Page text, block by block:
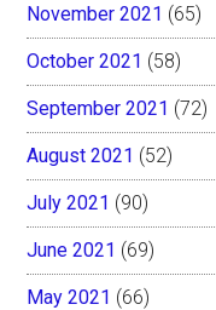
November 2021 (65)
October 2021 (58)
September 2021 (72)
August 2021 (52)
July 2021 (90)
June 2021 (69)
May 2021 (66)